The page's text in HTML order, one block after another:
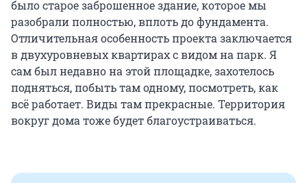
было старое заброшенное здание, которое мы
разобрали полностью, вплоть до фундамента.
Отличительная особенность проекта заключается
в двухуровневых квартирах с видом на парк. Я
сам был недавно на этой площадке, захотелось
подняться, побыть там одному, посмотреть, как
всё работает. Виды там прекрасные. Территория
вокруг дома тоже будет благоустраиваться.